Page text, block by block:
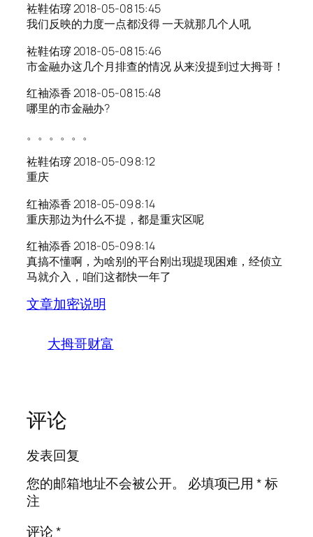
袏鞋佑瑏 2018-05-08 15:45
我们反映的力度一点都没得 一天就那几个人吼
袏鞋佑瑏 2018-05-08 15:46
市金融办这几个月排查的情况 从来没提到过大拇哥！
红袖添香 2018-05-08 15:48
哪里的市金融办?
。。。。。。
袏鞋佑瑏 2018-05-09 8:12
重庆
红袖添香 2018-05-09 8:14
重庆那边为什么不提，都是重灾区呢
红袖添香 2018-05-09 8:14
真搞不懂啊，为啥别的平台刚出现提现困难，经侦立
马就介入，咱们这都快一年了
文章加密说明
大拇哥财富
评论
发表回复
您的邮箱地址不会被公开。
必填项已用*标
注
评论*